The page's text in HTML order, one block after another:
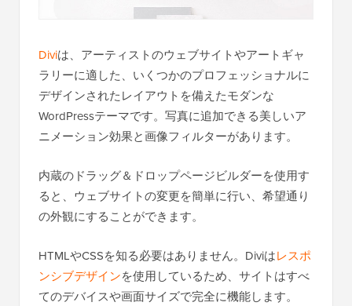
Diviは、アーティストのウェブサイトやアートギャ
ラリーに適した、いくつかのプロフェッショナルに
デザインされたレイアウトを備えたモダンな
WordPressテーマです。写真に追加できる美しいア
ニメーション効果と画像フィルターがあります。
内蔵のドラッグ＆ドロップページビルダーを使用す
ると、ウェブサイトの変更を簡単に行い、希望通り
の外観にすることができます。
HTMLやCSSを知る必要はありません。Diviはレスポ
ンシブデザインを使用しているため、サイトはすべ
てのデバイスや画面サイズで完全に機能します。